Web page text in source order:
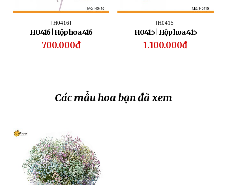
[H0416]
H0416 | Hộp hoa 416
700.000đ
[H0415]
H0415 | Hộp hoa 415
1.100.000đ
Các mẫu hoa bạn đã xem